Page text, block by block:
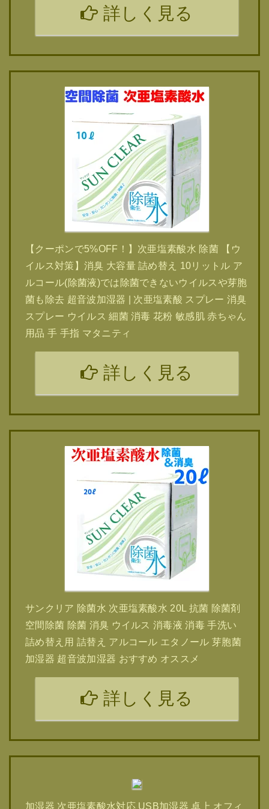
詳しく見る
【クーポンで5%OFF！】次亜塩素酸水 除菌 【ウ
イルス対策】消臭 大容量 詰め替え 10リットル ア
ルコール(除菌液)では除菌できないウイルスや芽胞
菌も除去 超音波加湿器 | 次亜塩素酸 スプレー 消臭
スプレー ウイルス 細菌 消毒 花粉 敏感肌 赤ちゃん
用品 手 手指 マタニティ
詳しく見る
サンクリア 除菌水 次亜塩素酸水 20L 抗菌 除菌剤
空間除菌 除菌 消臭 ウイルス 消毒液 消毒 手洗い
詰め替え用 詰替え アルコール エタノール 芽胞菌
加湿器 超音波加湿器 おすすめ オススメ
詳しく見る
加湿器 次亜塩素酸水対応 USB加湿器 卓上 オフィ